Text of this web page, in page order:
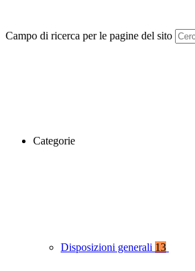
Campo di ricerca per le pagine del sito
Categorie
Disposizioni generali 13